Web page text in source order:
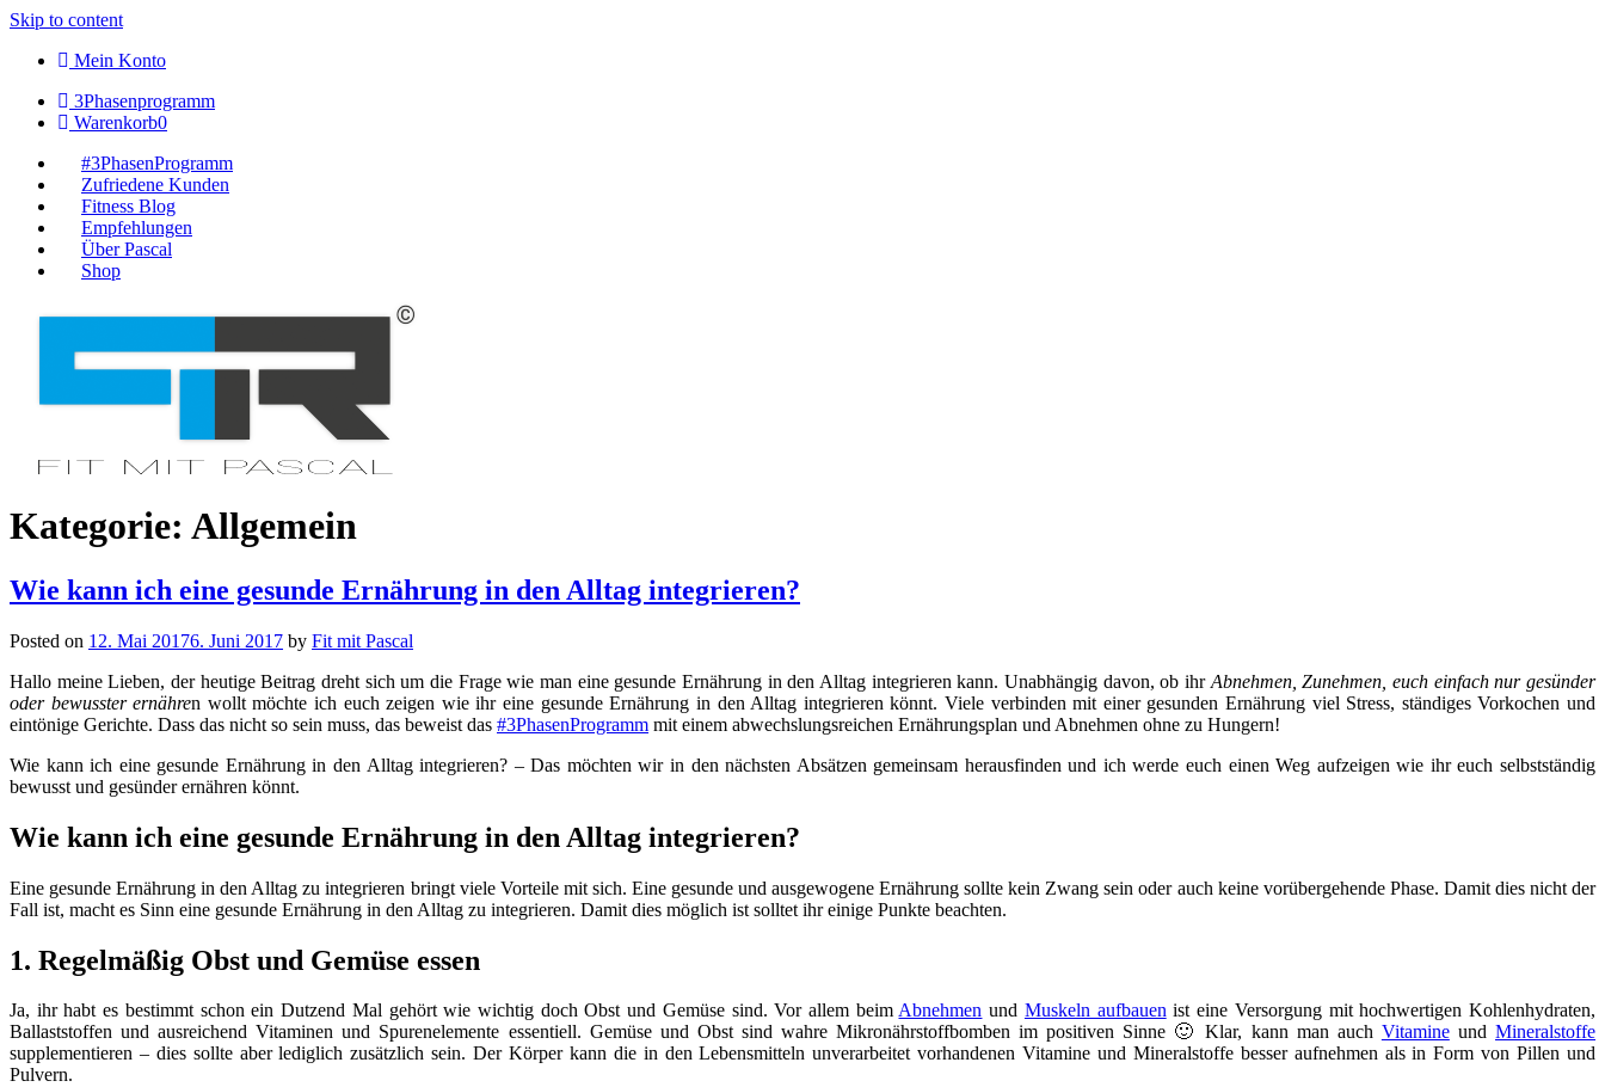
Skip to content
Mein Konto
3Phasenprogramm
Warenkorb0
#3PhasenProgramm
Zufriedene Kunden
Fitness Blog
Empfehlungen
Über Pascal
Shop
Kategorie: Allgemein
Wie kann ich eine gesunde Ernährung in den Alltag integrieren?
Posted on 12. Mai 20176. Juni 2017 by Fit mit Pascal
Hallo meine Lieben, der heutige Beitrag dreht sich um die Frage wie man eine gesunde Ernährung in den Alltag integrieren kann. Unabhängig davon, ob ihr Abnehmen, Zunehmen, euch einfach nur gesünder
oder bewusster ernähren wollt möchte ich euch zeigen wie ihr eine gesunde Ernährung in den Alltag integrieren könnt. Viele verbinden mit einer gesunden Ernährung viel Stress, ständiges Vorkochen und
eintönige Gerichte. Dass das nicht so sein muss, das beweist das #3PhasenProgramm mit einem abwechslungsreichen Ernährungsplan und Abnehmen ohne zu Hungern!
Wie kann ich eine gesunde Ernährung in den Alltag integrieren? – Das möchten wir in den nächsten Absätzen gemeinsam herausfinden und ich werde euch einen Weg aufzeigen wie ihr euch selbstständig
bewusst und gesünder ernähren könnt.
Wie kann ich eine gesunde Ernährung in den Alltag integrieren?
Eine gesunde Ernährung in den Alltag zu integrieren bringt viele Vorteile mit sich. Eine gesunde und ausgewogene Ernährung sollte kein Zwang sein oder auch keine vorübergehende Phase. Damit dies nicht der
Fall ist, macht es Sinn eine gesunde Ernährung in den Alltag zu integrieren. Damit dies möglich ist solltet ihr einige Punkte beachten.
1. Regelmäßig Obst und Gemüse essen
Ja, ihr habt es bestimmt schon ein Dutzend Mal gehört wie wichtig doch Obst und Gemüse sind. Vor allem beimAbnehmen und Muskeln aufbauenist eine Versorgung mit hochwertigen Kohlenhydraten,
Ballaststoffen und ausreichend Vitaminen und Spurenelemente essentiell. Gemüse und Obst sind wahre Mikronährstoffbomben im positiven Sinne 🙂 Klar, kann man auch VitamineundMineralstoffe
supplementieren – dies sollte aber lediglich zusätzlich sein. Der Körper kann die in den Lebensmitteln unverarbeitet vorhandenen Vitamine und Mineralstoffe besser aufnehmen als in Form von Pillen und
Pulvern.